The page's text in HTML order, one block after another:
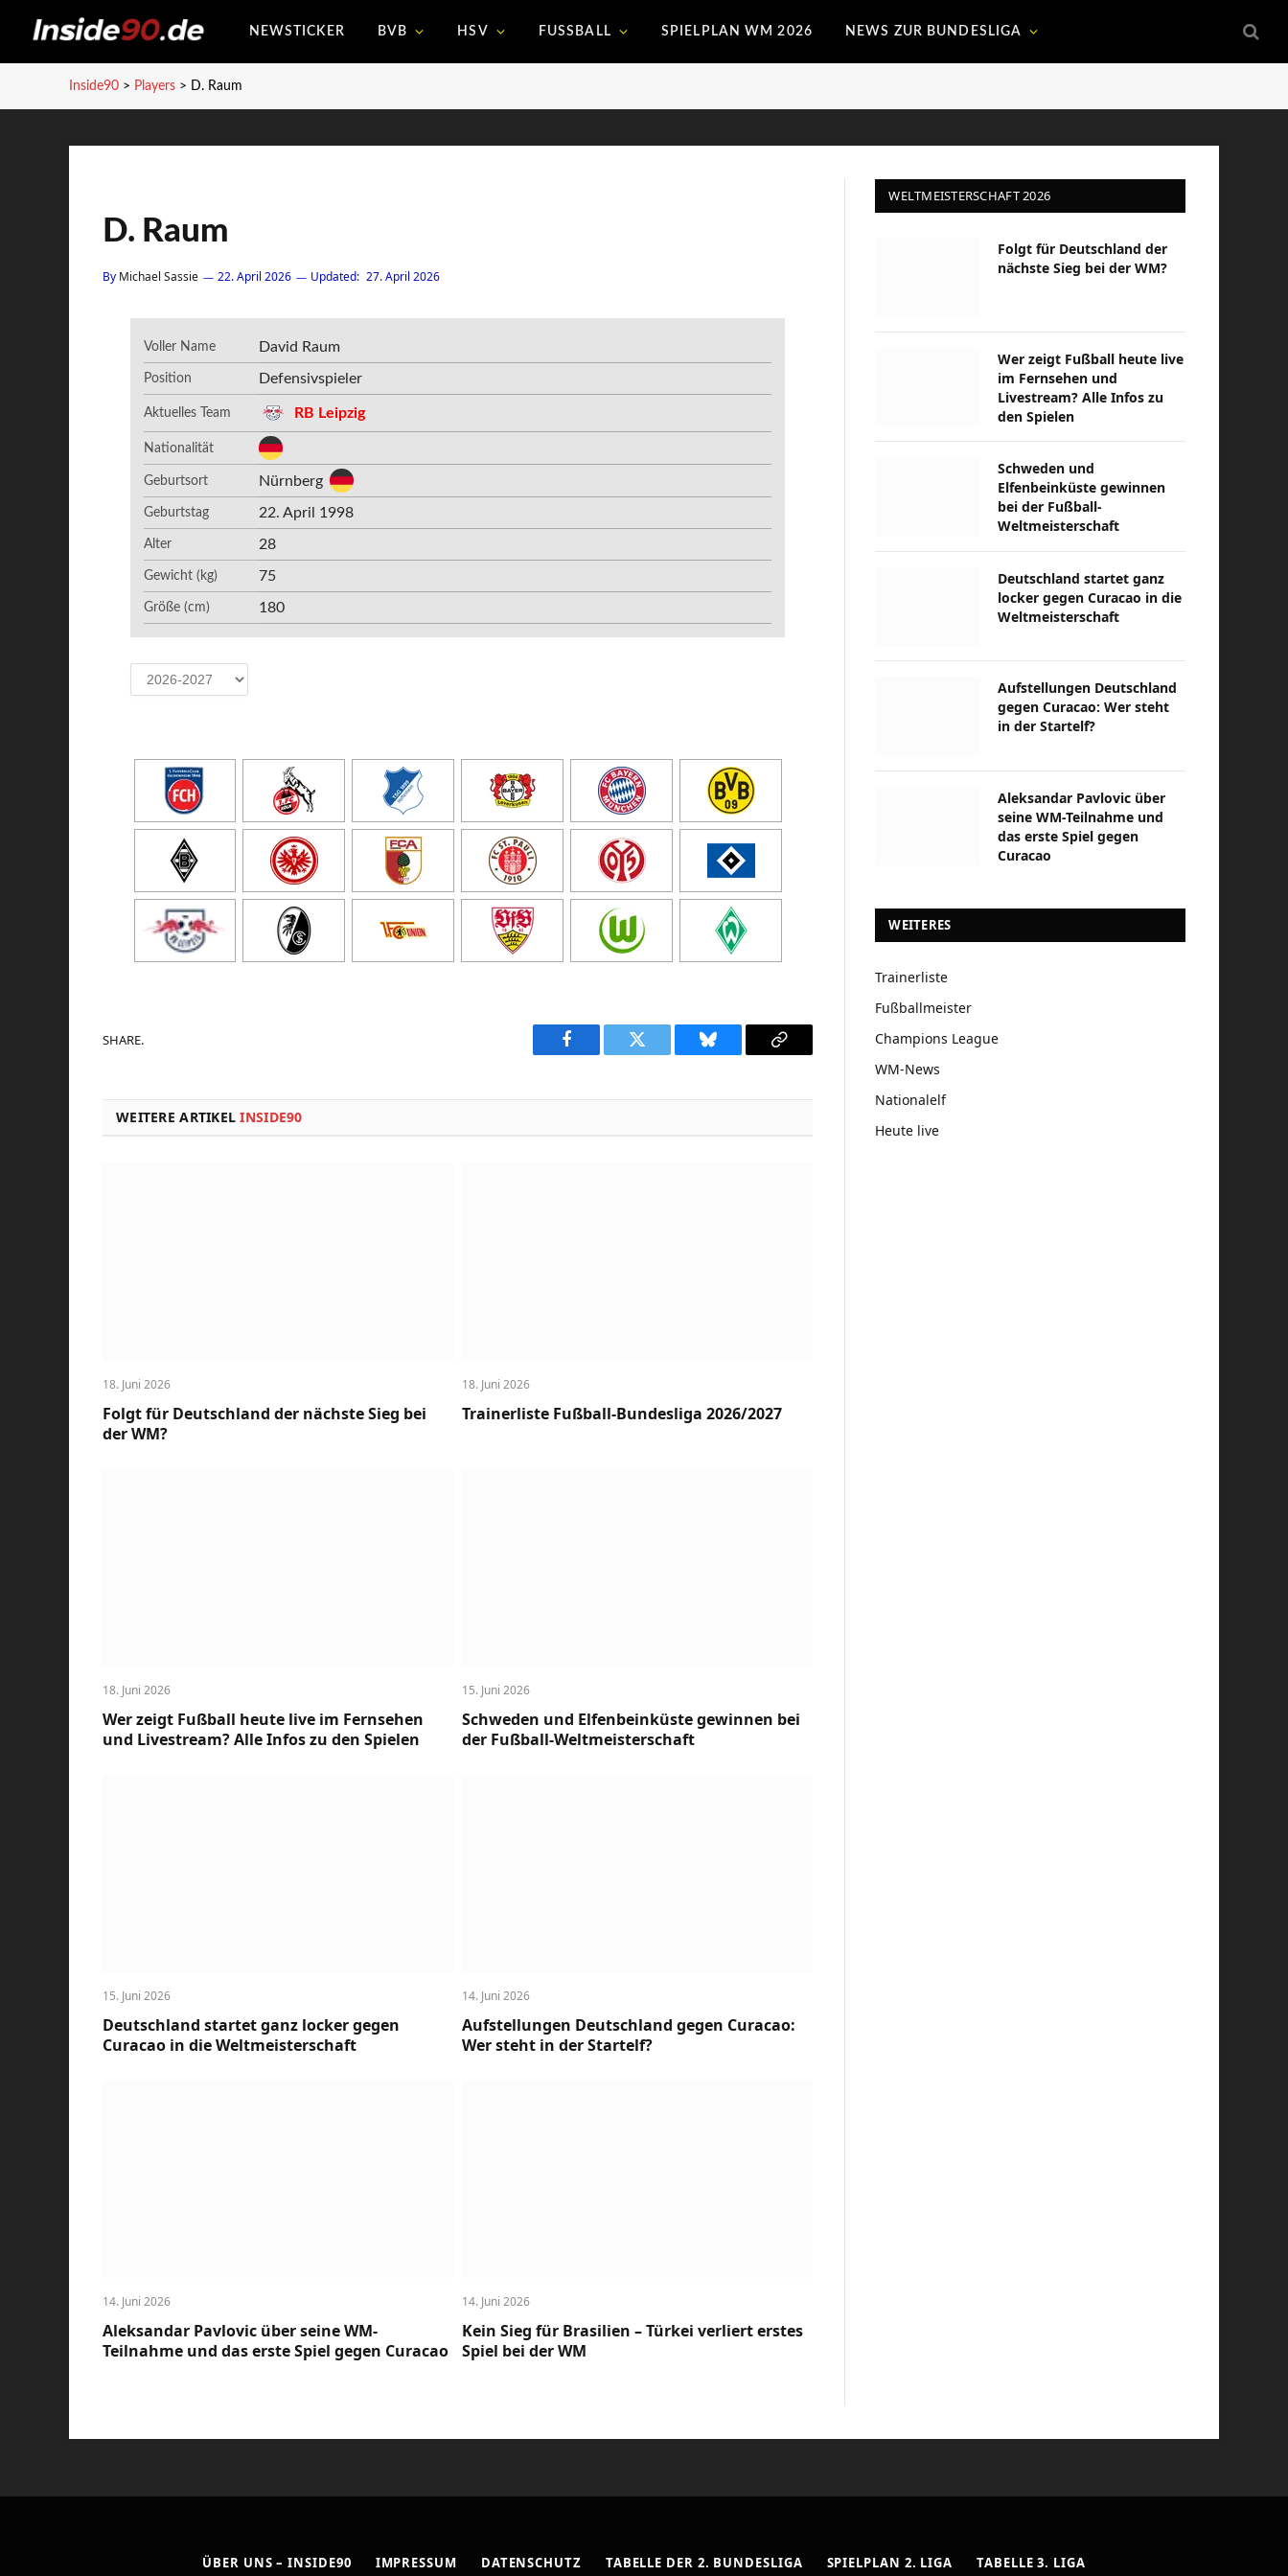
NEWSTICKER BVB HSV FUSSBALL SPIELPLAN WM 2026 NEWS ZUR BUNDESLIGA
Inside90 > Players > D. Raum
D. Raum
By Michael Sassie 22. April 2026 Updated: 27. April 2026
Voller Name David Raum
Position Defensivspieler
Aktuelles Team RB Leipzig
Nationalität
Geburtsort Nürnberg
Geburtstag 22. April 1998
Alter 28
Gewicht (kg) 75
Größe (cm) 180
SHARE.
Facebook Twitter Bluesky
Copy
WEITERE ARTIKELINSIDE90
18. Juni 2026
Folgt für Deutschland der nächste Sieg bei
der WM?
18. Juni 2026
Trainerliste Fußball-Bundesliga 2026/2027
18. Juni 2026
Wer zeigt Fußball heute live im Fernsehen
und Livestream? Alle Infos zu den Spielen
15. Juni 2026
Schweden und Elfenbeinküste gewinnen bei
der Fußball-Weltmeisterschaft
15. Juni 2026
Deutschland startet ganz locker gegen
Curacao in die Weltmeisterschaft
14. Juni 2026
Aufstellungen Deutschland gegen Curacao:
Wer steht in der Startelf?
14. Juni 2026
Aleksandar Pavlovic über seine WM-
Teilnahme und das erste Spiel gegen Curacao
14. Juni 2026
Kein Sieg für Brasilien – Türkei verliert erstes
Spiel bei der WM
WELTMEISTERSCHAFT 2026
Folgt für Deutschland der
nächste Sieg bei der WM?
Wer zeigt Fußball heute live
im Fernsehen und
Livestream? Alle Infos zu
den Spielen
Schweden und
Elfenbeinküste gewinnen
bei der Fußball-
Weltmeisterschaft
Deutschland startet ganz
locker gegen Curacao in die
Weltmeisterschaft
Aufstellungen Deutschland
gegen Curacao: Wer steht
in der Startelf?
Aleksandar Pavlovic über
seine WM-Teilnahme und
das erste Spiel gegen
Curacao
WEITERES
Trainerliste
Fußballmeister
Champions League
WM-News
Nationalelf
Heute live
ÜBER UNS – INSIDE90 IMPRESSUM DATENSCHUTZ TABELLE DER 2. BUNDESLIGA SPIELPLAN 2. LIGA TABELLE 3. LIGA